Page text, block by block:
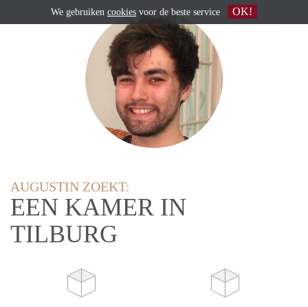
AUGUSTIN ZOEKT:
EEN KAMER IN
TILBURG
We gebruiken cookies voor de beste service OK!